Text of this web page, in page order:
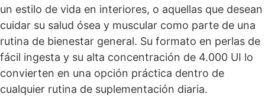
un estilo de vida en interiores, o aquellas que desean
cuidar su salud ósea y muscular como parte de una
rutina de bienestar general. Su formato en perlas de
fácil ingesta y su alta concentración de 4.000 UI lo
convierten en una opción práctica dentro de
cualquier rutina de suplementación diaria.